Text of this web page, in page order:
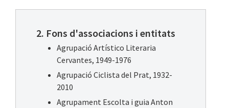
2. Fons d'associacions i entitats
Agrupació Artístico Literaria
Cervantes, 1949-1976
Agrupació Ciclista del Prat, 1932-
2010
Agrupament Escolta i guia Anton